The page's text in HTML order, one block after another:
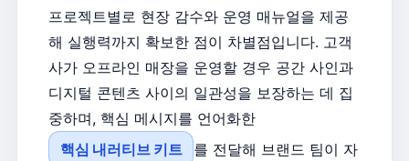
프로젝트별로 현장 감수와 운영 매뉴얼을 제공
해 실행력까지 확보한 점이 차별점입니다. 고객
사가 오프라인 매장을 운영할 경우 공간 사인과
디지털 콘텐츠 사이의 일관성을 보장하는 데 집
중하며, 핵심 메시지를 언어화한
핵심 내러티브 키트
를 전달해 브랜드 팀이 자